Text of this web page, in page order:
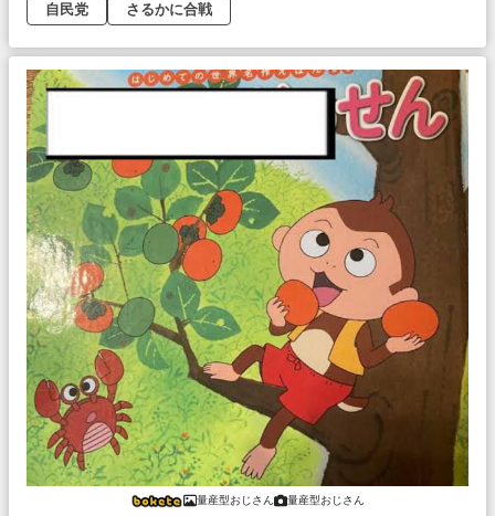
自民党
さるかに合戦
量産型おじさん 量産型おじさん